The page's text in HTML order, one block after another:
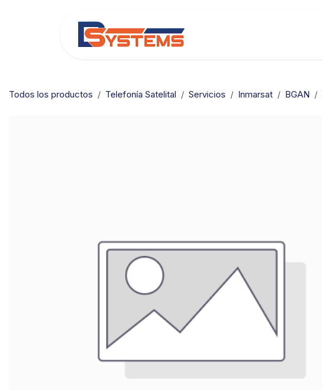
Todos los productos Telefonía Satelital Servicios Inmarsat BGAN